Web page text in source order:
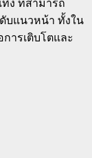
บแนวหน้า ทั้งใน
ารเติบโตและ